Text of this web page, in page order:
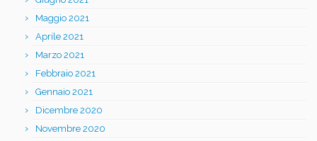
Maggio 2021
Aprile 2021
Marzo 2021
Febbraio 2021
Gennaio 2021
Dicembre 2020
Novembre 2020